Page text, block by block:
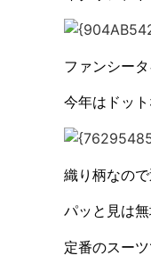
ファンシー
今年はドッ
織り柄なの
パッと見は
定番のスー